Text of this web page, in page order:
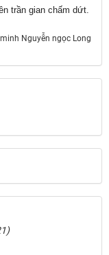
trần gian chấm dứt.
Nguyễn ngọc Long